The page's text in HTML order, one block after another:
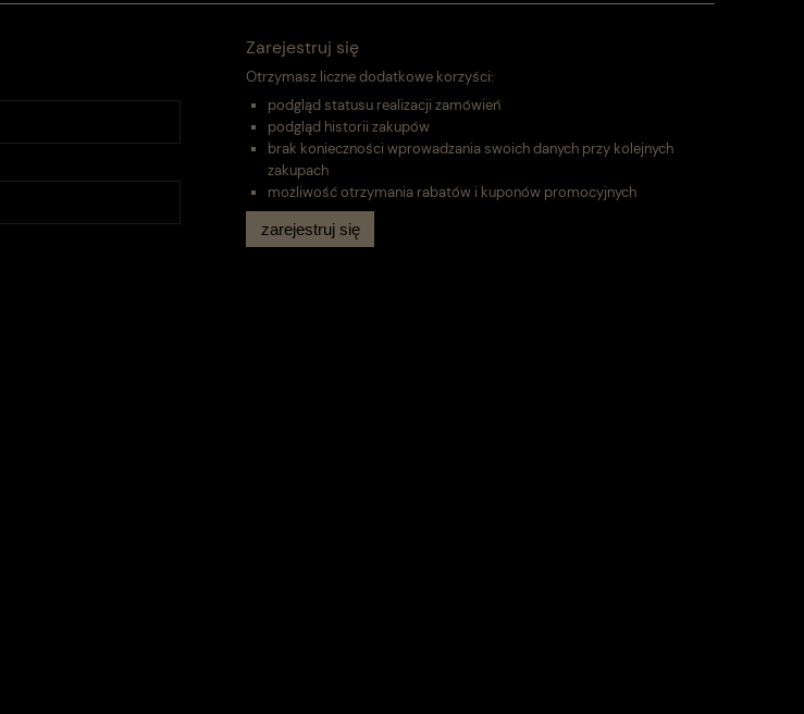
Zarejestruj się
Otrzymasz liczne dodatkowe korzyści:
podgląd statusu realizacji zamówień
podgląd historii zakupów
brak konieczności wprowadzania swoich danych przy kolejnych
zakupach
możliwość otrzymania rabatów i kuponów promocyjnych
zarejestruj się